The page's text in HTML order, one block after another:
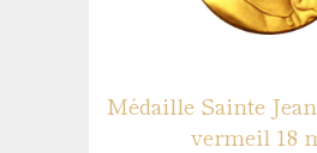
Médaille Sainte
vermeil 18